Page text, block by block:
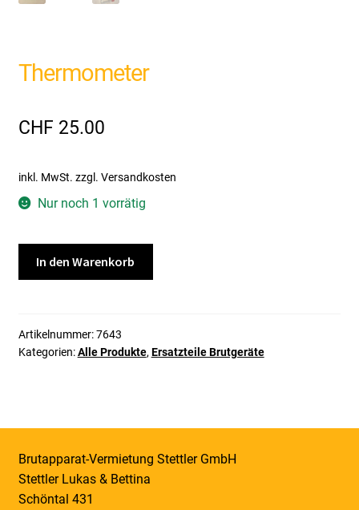
Thermometer
CHF 25.00
inkl. MwSt. zzgl. Versandkosten
Nur noch 1 vorrätig
In den Warenkorb
Artikelnummer:7643
Kategorien:Alle Produkte, Ersatzteile Brutgeräte
Brutapparat-Vermietung Stettler GmbH
Stettler Lukas & Bettina
Schöntal 431